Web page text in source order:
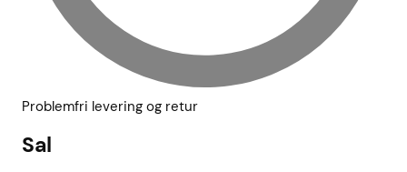
Problemfri levering og retur
Sal